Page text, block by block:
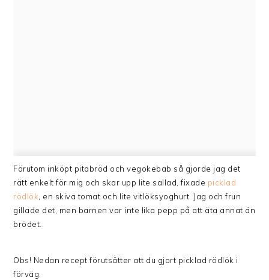
Förutom inköpt pitabröd och vegokebab så gjorde jag det
rätt enkelt för mig och skar upp lite sallad, fixade picklad
rödlök, en skiva tomat och lite vitlöksyoghurt. Jag och frun
gillade det, men barnen var inte lika pepp på att äta annat än
brödet..
Obs! Nedan recept förutsätter att du gjort picklad rödlök i
förväg.